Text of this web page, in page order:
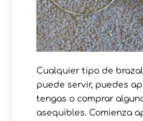
Cualquier tipo de
puede servir, puedes
tengas o comprar
asequibles. Comienza